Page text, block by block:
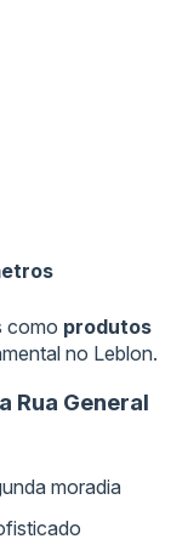
como produtos
no Leblon.
Rua General
moradia